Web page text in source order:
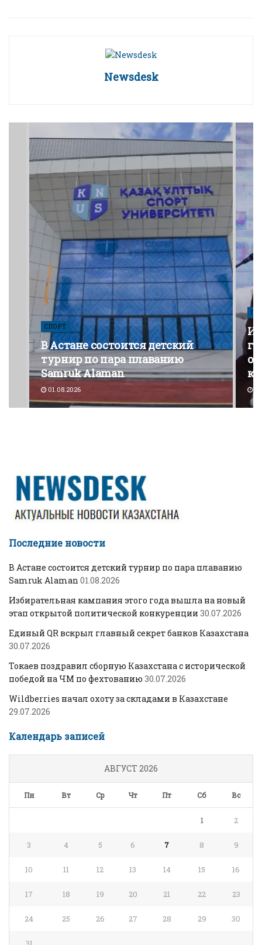
Newsdesk
СПОРТ
В Астане состоится детский
турнир по пара плаванию
Samruk Alaman
01.08.2026
Последние новости
В Астане состоится детский турнир по пара плаванию
Samruk Alaman 01.08.2026
Избирательная кампания этого года вышла на новый
этап открытой политической конкуренции 30.07.2026
Единый QR вскрыл главный секрет банков Казахстана
30.07.2026
Токаев поздравил сборную Казахстана с исторической
победой на ЧМ по фехтованию 30.07.2026
Wildberries начал охоту за складами в Казахстане
29.07.2026
Календарь записей
АВГУСТ 2026
Пн Вт Ср Чт Пт Сб Вс
1 2
3 4 5 6 7 8 9
10 11 12 13 14 15 16
17 18 19 20 21 22 23
24 25 26 27 28 29 30